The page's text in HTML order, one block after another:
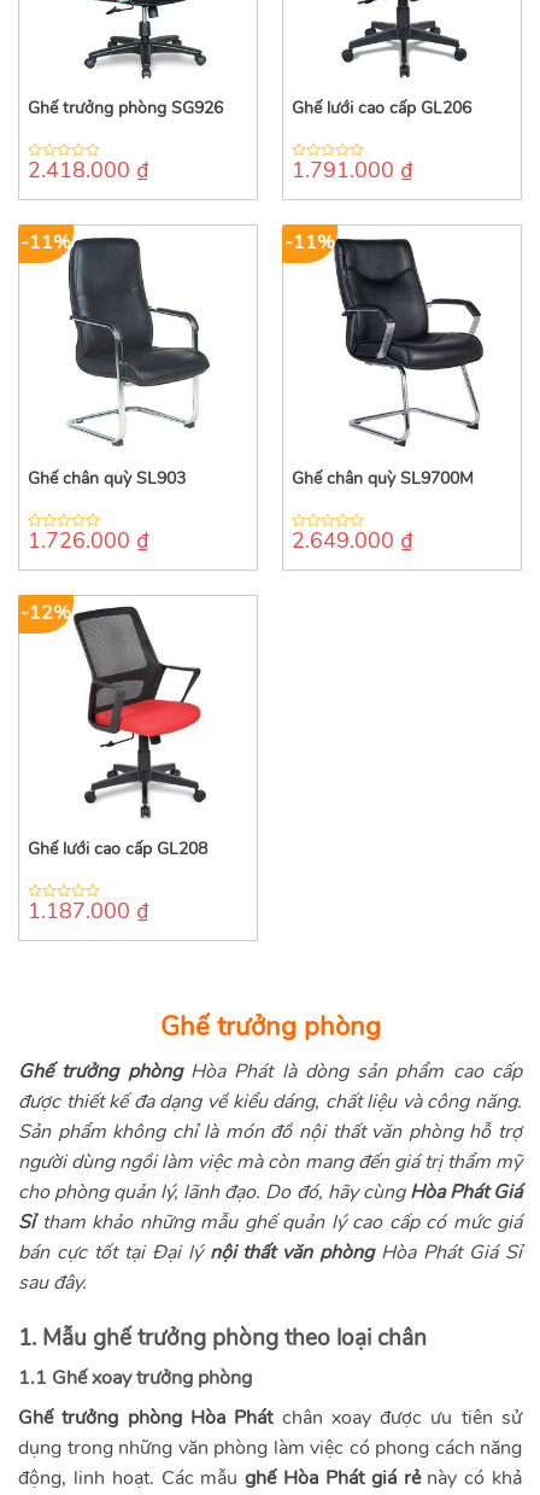
Ghế trưởng phòng SG926
0
of
2.418.000 ₫
Ghế lưới cao cấp GL206
0
of
1.791.000 ₫
-11%
Ghế chân quỳ SL903
0
of
1.726.000 ₫
-11%
Ghế chân quỳ SL9700M
0
of
2.649.000 ₫
-12%
Ghế lưới cao cấp GL208
0
of
1.187.000 ₫
Ghế trưởng phòng
Ghế trưởng phòngHòa Phát là dòng sản phẩm cao cấp
được thiết kế đa dạng về kiểu dáng, chất liệu và công năng.
Sản phẩm không chỉ là món đồ nội thất văn phòng hỗ trợ
người dùng ngồi làm việc mà còn mang đến giá trị thẩm mỹ
cho phòng quản lý, lãnh đạo. Do đó, hãy cùngHòa Phát Giá
Sỉtham khảo những mẫu ghế quản lý cao cấp có mức giá
bán cực tốt tại Đại lý nội thất văn phòngHòa Phát Giá Sỉ
sau đây.
1. Mẫu ghế trưởng phòng theo loại chân
1.1 Ghế xoay trưởng phòng
Ghế trưởng phòng Hòa Phátchân xoay được ưu tiên sử
dụng trong những văn phòng làm việc có phong cách năng
động, linh hoạt. Các mẫughế Hòa Phát giá rẻnày có khả